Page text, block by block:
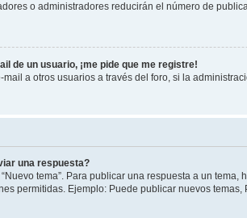
o administradores reducirán el número de
de un usuario, ¡me pide que me registre!
a otros usuarios a través del foro, si la
una respuesta?
tema”. Para publicar una respuesta a un
permitidas. Ejemplo: Puede publicar nuevos temas,